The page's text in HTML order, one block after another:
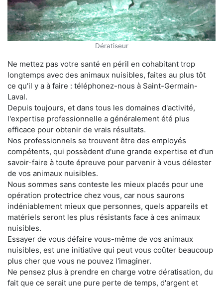
Dératiseur
Ne mettez pas votre santé en péril en cohabitant trop
longtemps avec des animaux nuisibles, faites au plus tôt
ce qu'il y a à faire : téléphonez-nous à Saint-Germain-
Laval.
Depuis toujours, et dans tous les domaines d'activité,
l'expertise professionnelle a généralement été plus
efficace pour obtenir de vrais résultats.
Nos professionnels se trouvent être des employés
compétents, qui possèdent d'une grande expertise et d'un
savoir-faire à toute épreuve pour parvenir à vous délester
de vos animaux nuisibles.
Nous sommes sans conteste les mieux placés pour une
opération protectrice chez vous, car nous saurons
indéniablement mieux que personnes, quels appareils et
matériels seront les plus résistants face à ces animaux
nuisibles.
Essayer de vous défaire vous-même de vos animaux
nuisibles, est une initiative qui peut vous coûter beaucoup
plus cher que vous ne pouvez l'imaginer.
Ne pensez plus à prendre en charge votre dératisation, du
fait que ce serait une pure perte de temps, d'argent et